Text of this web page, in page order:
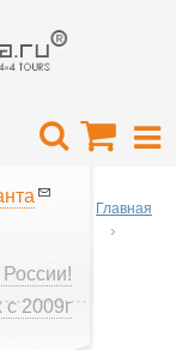
2009г
Главная